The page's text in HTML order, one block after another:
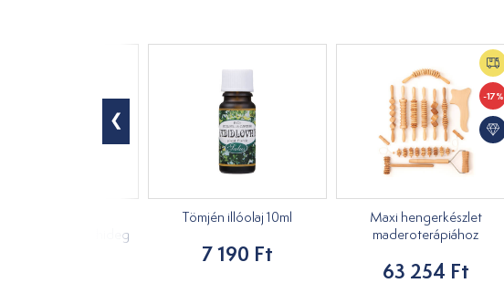
Tai yi hideg
Tömjén illóolaj 10ml
7 190 Ft
-17%
Maxi hengerkészlet
maderoterápiához
63 254 Ft